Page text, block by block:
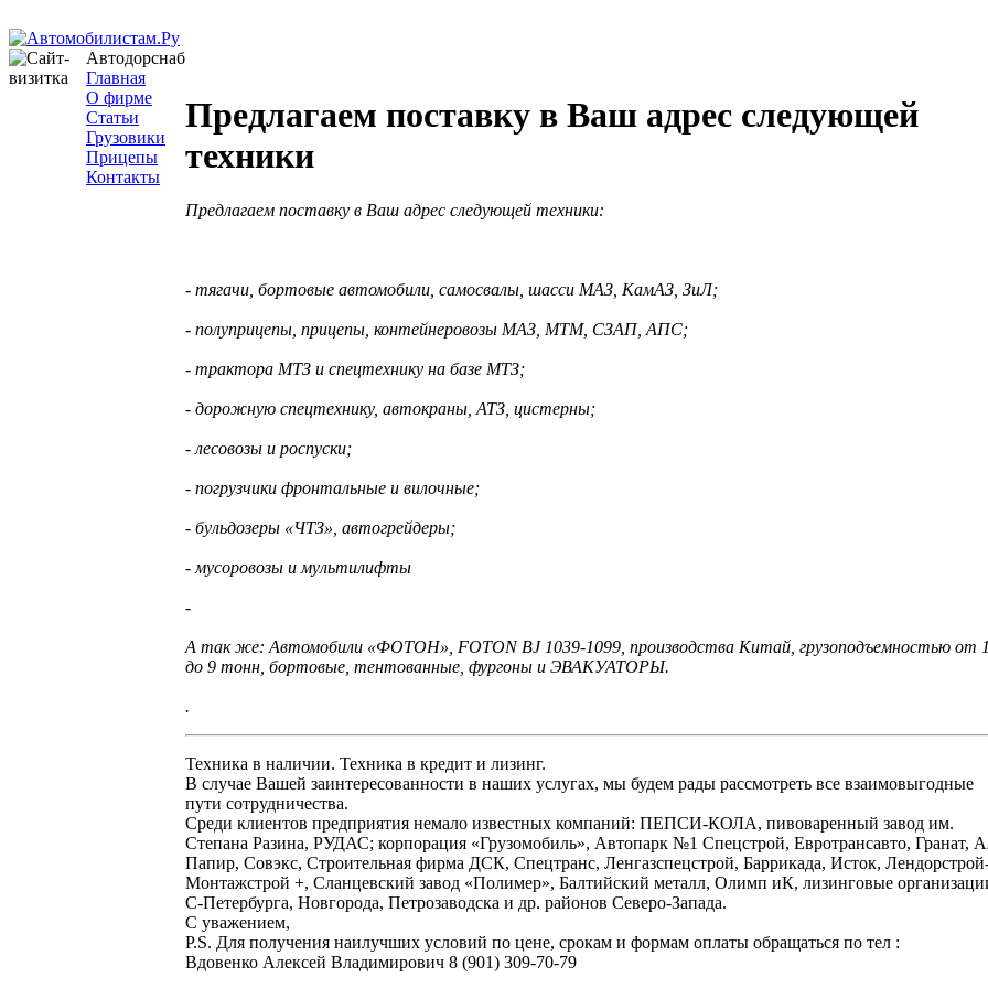
Автодорснаб
Главная
О фирме
Статьи
Грузовики
Прицепы
Контакты
Предлагаем поставку в Ваш адрес следующей
техники
Предлагаем поставку в Ваш адрес следующей техники:
- тягачи, бортовые автомобили, самосвалы, шасси МАЗ, КамАЗ, ЗиЛ;
- полуприцепы, прицепы, контейнеровозы МАЗ, МТМ, СЗАП, АПС;
- трактора МТЗ и спецтехнику на базе МТЗ;
- дорожную спецтехнику, автокраны, АТЗ, цистерны;
- лесовозы и роспуски;
- погрузчики фронтальные и вилочные;
- бульдозеры «ЧТЗ», автогрейдеры;
- мусоровозы и мультилифты
-
А так же: Автомобили «ФОТОН», FOTON BJ 1039-1099, производства Китай, грузоподъемностью от
до 9 тонн, бортовые, тентованные, фургоны и ЭВАКУАТОРЫ.
.
Техника в наличии. Техника в кредит и лизинг.
В случае Вашей заинтересованности в наших услугах, мы будем рады рассмотреть все взаимовыгодные
пути сотрудничества.
Среди клиентов предприятия немало известных компаний: ПЕПСИ-КОЛА, пивоваренный завод им.
Степана Разина, РУДАС; корпорация «Грузомобиль», Автопарк №1 Спецстрой, Евротрансавто, Гранат,
Папир, Совэкс, Строительная фирма ДСК, Спецтранс, Ленгазспецстрой, Баррикада, Исток,
Монтажстрой +, Сланцевский завод «Полимер», Балтийский металл, Олимп иК, лизинговые
С-Петербурга, Новгорода, Петрозаводска и др. районов Северо-Запада.
С уважением,
Р.S. Для получения наилучших условий по цене, срокам и формам оплаты обращаться по тел :
Вдовенко Алексей Владимирович 8 (901) 309-70-79